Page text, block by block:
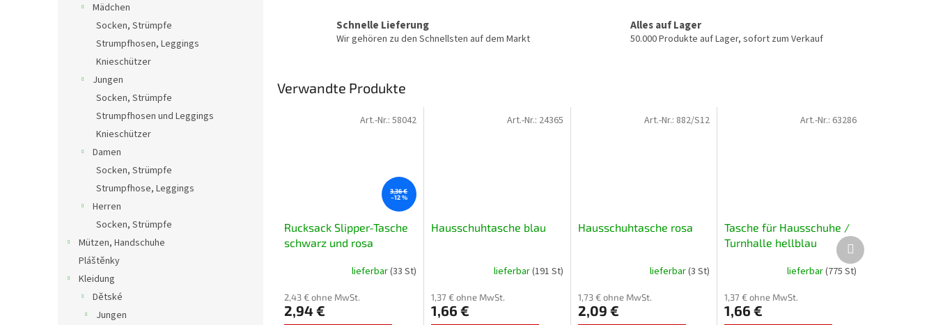
Mädchen
Socken, Strümpfe
Strumpfhosen, Leggings
Knieschützer
Jungen
Socken, Strümpfe
Strumpfhosen und Leggings
Knieschützer
Damen
Socken, Strümpfe
Strumpfhose, Leggings
Herren
Socken, Strümpfe
Mützen, Handschuhe
Pláštěnky
Kleidung
Dětské
Jungen
Schnelle Lieferung
Wir gehören zu den Schnellsten auf dem Markt
Alles auf Lager
50.000 Produkte auf Lager, sofort zum Verkauf
Verwandte Produkte
3,36 €
–12 %
Rucksack Slipper-Tasche
schwarz und rosa
lieferbar(33 St)
2,43 € ohne MwSt.
2,94 €
Art.-Nr.: 58042
Hausschuhtasche blau
lieferbar(191 St)
1,37 € ohne MwSt.
1,66 €
Art.-Nr.: 24365
Hausschuhtasche rosa
lieferbar(3 St)
1,73 € ohne MwSt.
2,09 €
Art.-Nr.: 882/S12
Tasche für Hausschuhe /
Turnhalle hellblau
lieferbar(775 St)
1,37 € ohne MwSt.
1,66 €
Art.-Nr.: 63286
Nächstes
Produkt